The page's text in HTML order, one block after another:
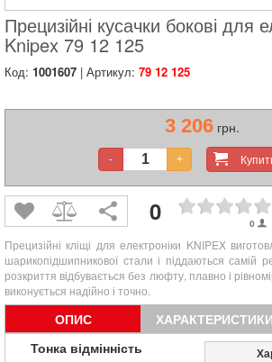
Прецизійні кусачки бокові для
Knipex 79 12 125
Код: 1001607 | Артикул: 79 12 125
3 206грн.
- +
0 0
Прецизійні кліщі для електроніки KNIPEX
шарикопідшипникової стали і піддаються самій
розкриття відбувається без люфту, плавно і
виконується надійно і точно.
ОПИС ХАРАКТЕРИСТИКИ
Тонка відмінність